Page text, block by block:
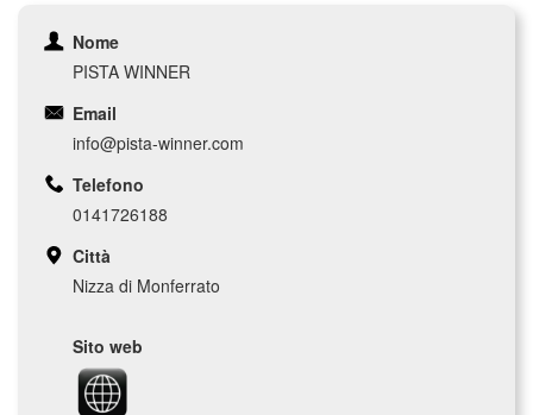
Nome
PISTA WINNER
Email
info@pista-winner.com
Telefono
0141726188
Città
Nizza di Monferrato
Sito web